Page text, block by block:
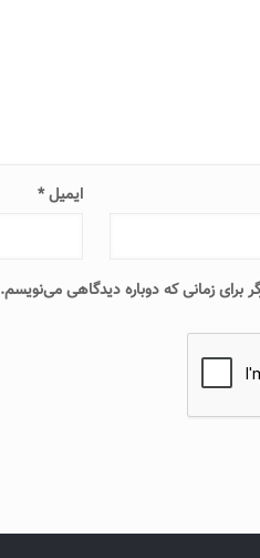
ایمیل*
برای زمانی که دوباره دیدگاهی می‌نویسم.